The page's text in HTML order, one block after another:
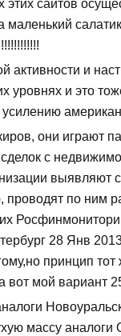
этих сайтов
маленький
активности и
уровнях и это
усилению
они играют
с
выявляют
проводят по ним
28 Янв
принцип
вот мой вариант
массу аналоги